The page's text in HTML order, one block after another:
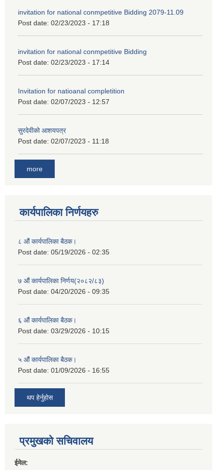
invitation for national conmpetitive Bidding 2079-11.09
Post date: 02/23/2023 - 17:18
invitation for national conmpetitive Bidding
Post date: 02/23/2023 - 17:14
Invitation for natioanal completition
Post date: 02/07/2023 - 12:57
सुरदेवीको आशयपत्र
Post date: 02/07/2023 - 11:18
more
कार्यपालिका निर्णयहरु
८ औं कार्यपालिका बैठक।
Post date: 05/19/2026 - 02:35
७ औं कार्यपालिका निर्णय(२०८२/८३)
Post date: 04/20/2026 - 09:35
६ औं कार्यपालिका बैठक।
Post date: 03/29/2026 - 10:15
५ औं कार्यपालिका बैठक।
Post date: 01/09/2026 - 16:55
थप हेर्नुहोस
प्रमुखको सचिवालय
ईमेल: